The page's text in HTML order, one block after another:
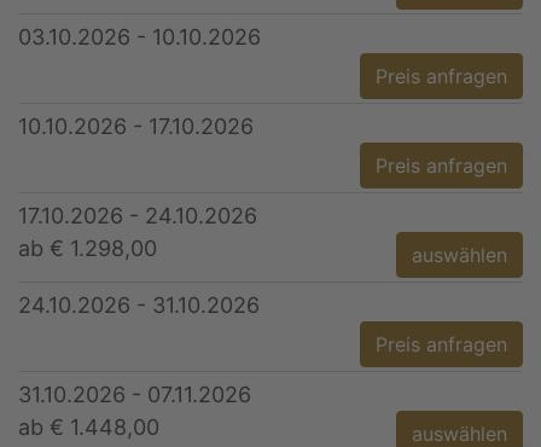
03.10.2026 - 10.10.2026
Preis anfragen
10.10.2026 - 17.10.2026
Preis anfragen
17.10.2026 - 24.10.2026
ab € 1.298,00
auswählen
24.10.2026 - 31.10.2026
Preis anfragen
31.10.2026 - 07.11.2026
ab € 1.448,00
auswählen